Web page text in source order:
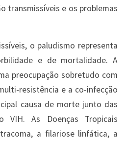
transmissíveis e os problemas
o paludismo representa
e de mortalidade. A
preocupação sobretudo com
resistência e a co-infecção
causa de morte junto das
VIH. As Doenças Tropicais
a filariose linfática, a